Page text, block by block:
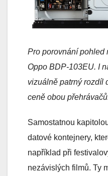
Pro porovnání pohled
Oppo BDP-103EU. I
vizuálně patrný rozdíl
ceně obou
Samostatnou
datové kontejnery,
například při
nezávislých filmů. Ty